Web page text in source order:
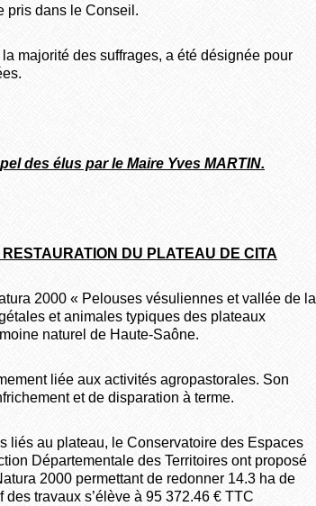
pris dans le Conseil.
majorité des suffrages, a été désignée pour
des élus par le Maire Yves MARTIN.
DU PLATEAU DE CITA
2000 « Pelouses vésuliennes et vallée de la
et animales typiques des plateaux
naturel de Haute-Saône.
liée aux activités agropastorales. Son
et de disparation à terme.
liés au plateau, le Conservatoire des Espaces
Départementale des Territoires ont proposé
2000 permettant de redonner 14.3 ha de
travaux s’élève à 95 372.46 € TTC